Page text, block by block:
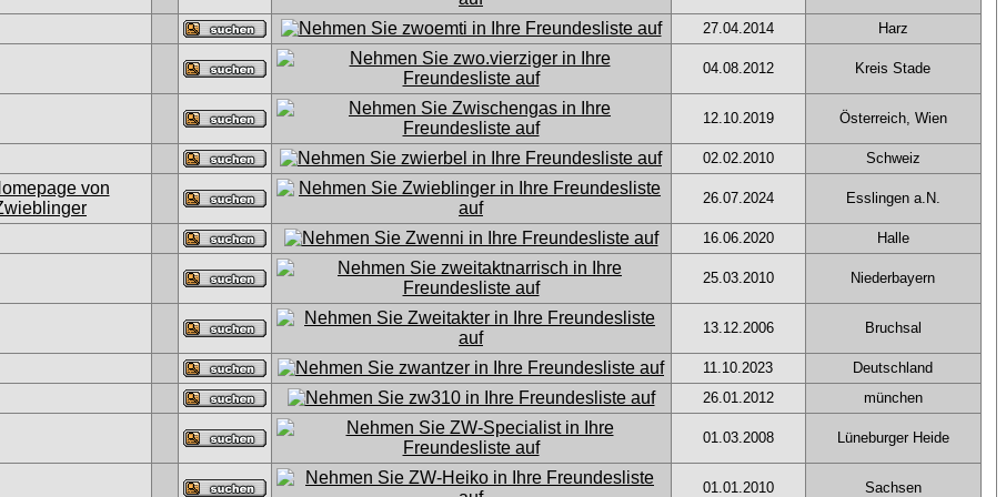
27.04.2014 Harz
04.08.2012 Kreis Stade
12.10.2019 Österreich, Wien
02.02.2010 Schweiz
26.07.2024 Esslingen a.N.
16.06.2020 Halle
25.03.2010 Niederbayern
13.12.2006 Bruchsal
11.10.2023
Deutschland
26.01.2012 münchen
01.03.2008 Lüneburger Heide
01.01.2010 Sachsen